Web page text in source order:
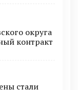
округа
контракт
стали